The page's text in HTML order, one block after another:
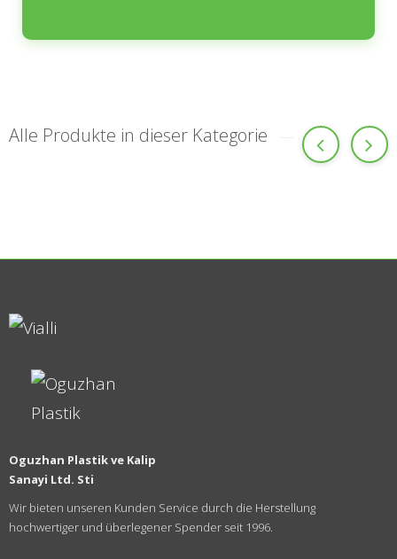
Alle Produkte in dieser Kategorie
Oguzhan Plastik ve Kalip
Sanayi Ltd. Sti
Wir bieten unseren Kunden Service durch die Herstellung
hochwertiger und überlegener Spender seit 1996.